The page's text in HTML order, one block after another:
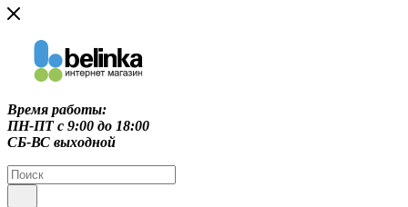
Время работы:
ПН-ПТ c 9:00 до 18:00
СБ-ВС выходной